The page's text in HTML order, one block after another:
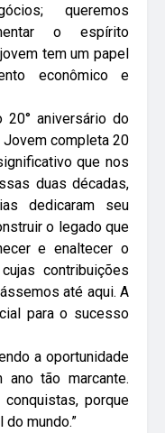
queremos
o espírito
tem um papel
econômico e
aniversário do
Jovem completa 20
que nos
duas décadas,
dedicaram seu
o legado que
e enaltecer o
contribuições
até aqui. A
para o sucesso
a oportunidade
tão marcante.
porque
mundo.”